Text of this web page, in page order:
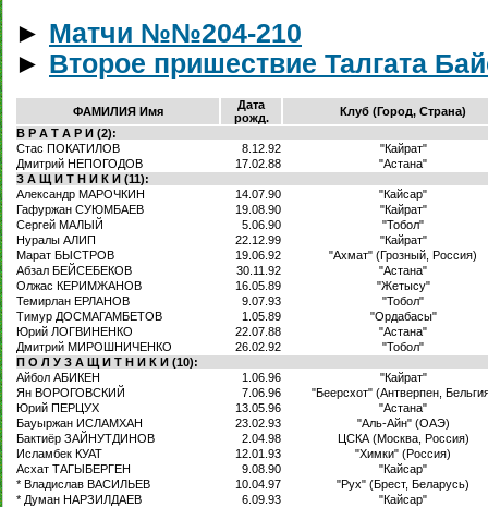
► Матчи №№204-210
► Второе пришествие Талгата
ФАМИЛИЯ Имя
Дата
рожд.
Клуб (Город, Страна)
В Р А Т А Р И (2):
Стас ПОКАТИЛОВ
8.12.92
"Кайрат"
Дмитрий НЕПОГОДОВ
17.02.88
"Астана"
З А Щ И Т Н И К И (11):
Александр МАРОЧКИН
14.07.90
"Кайсар"
Гафуржан СУЮМБАЕВ
19.08.90
"Кайрат"
Сергей МАЛЫЙ
5.06.90
"Тобол"
Нуралы АЛИП
22.12.99
"Кайрат"
Марат БЫСТРОВ
19.06.92
"Ахмат" (Грозный, Россия)
Абзал БЕЙСЕБЕКОВ
30.11.92
"Астана"
Олжас КЕРИМЖАНОВ
16.05.89
"Жетысу"
Темирлан ЕРЛАНОВ
9.07.93
"Тобол"
Тимур ДОСМАГАМБЕТОВ
1.05.89
"Ордабасы"
Юрий ЛОГВИНЕНКО
22.07.88
"Астана"
Дмитрий МИРОШНИЧЕНКО
26.02.92
"Тобол"
П О Л У З А Щ И Т Н И К И (10):
Айбол АБИКЕН
1.06.96
"Кайрат"
Ян ВОРОГОВСКИЙ
7.06.96
"Беерсхот" (Антверпен,
Юрий ПЕРЦУХ
13.05.96
"Астана"
Бауыржан ИСЛАМХАН
23.02.93
"Аль-Айн" (ОАЭ)
Бактиёр ЗАЙНУТДИНОВ
2.04.98
ЦСКА (Москва, Россия)
Исламбек КУАТ
12.01.93
"Химки" (Россия)
Асхат ТАГЫБЕРГЕН
9.08.90
"Кайсар"
* Владислав ВАСИЛЬЕВ
10.04.97
"Рух" (Брест, Беларусь)
* Думан НАРЗИЛДАЕВ
6.09.93
"Кайсар"